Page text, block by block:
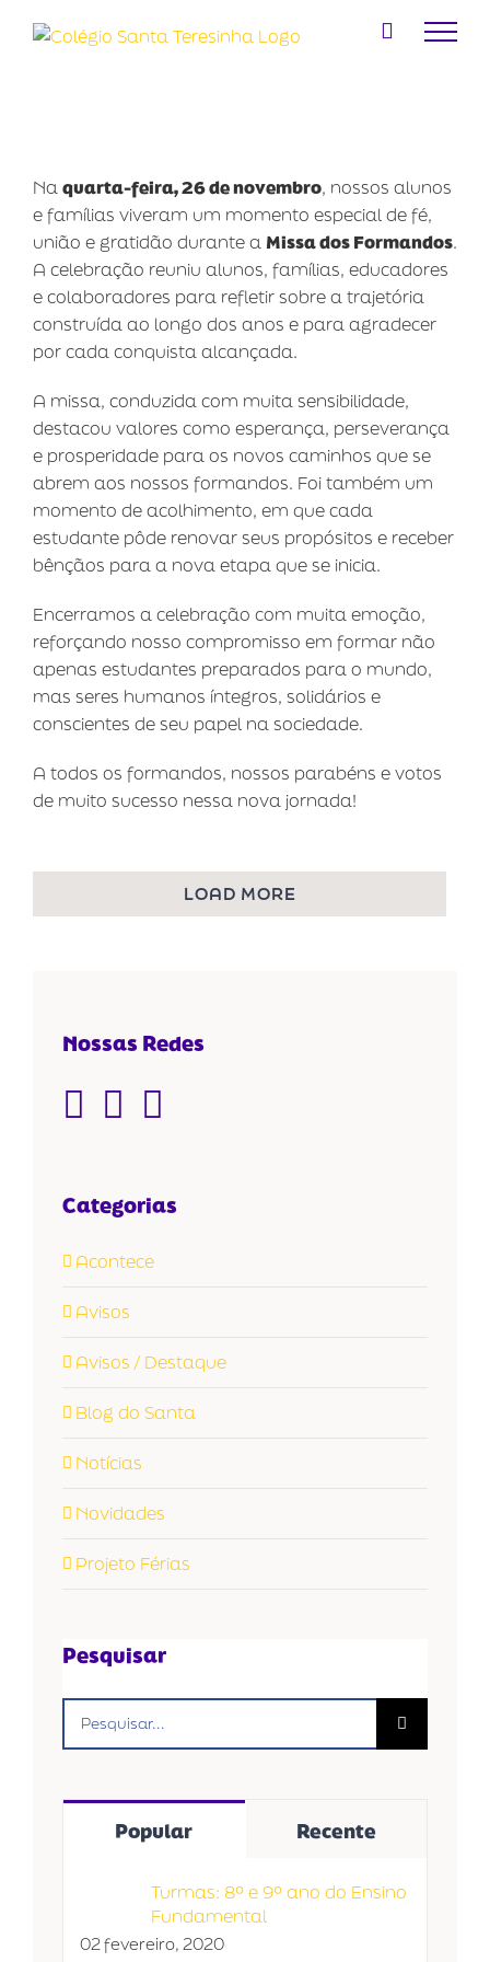
para
Naquarta-feira, 26 de novembro, nossos alunos
e famílias viveram um momento especial de fé,
união e gratidão durante a Missa dos Formandos.
A celebração reuniu alunos, famílias, educadores
e colaboradores para refletir sobre a trajetória
construída ao longo dos anos e para agradecer
por cada conquista alcançada.
A missa, conduzida com muita sensibilidade,
destacou valores como esperança, perseverança
e prosperidade para os novos caminhos que se
abrem aos nossos formandos. Foi também um
momento de acolhimento, em que cada
estudante pôde renovar seus propósitos e receber
bênçãos para a nova etapa que se inicia.
Encerramos a celebração com muita emoção,
reforçando nosso compromisso em formar não
apenas estudantes preparados para o mundo,
mas seres humanos íntegros, solidários e
conscientes de seu papel na sociedade.
A todos os formandos, nossos parabéns e votos
de muito sucesso nessa nova jornada!
LOAD MORE
Nossas Redes
Categorias
Acontece
Avisos
Avisos / Destaque
Blog do Santa
Notícias
Novidades
Projeto Férias
Pesquisar
resultados
Popular Recente
Turmas: 8º e 9º ano do Ensino
Fundamental
02 fevereiro, 2020